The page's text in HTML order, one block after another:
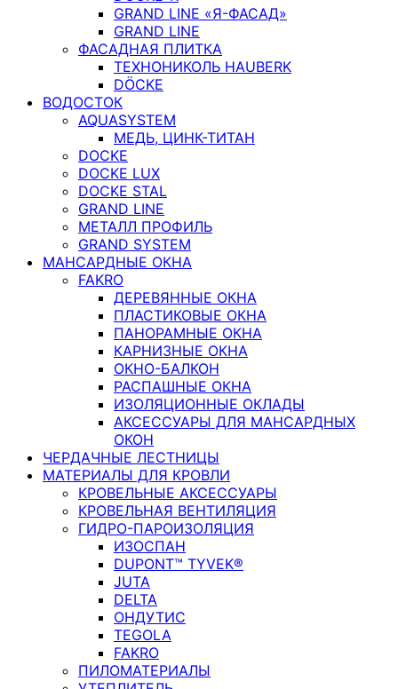
GRAND LINE «Я-ФАСАД»
GRAND LINE
ФАСАДНАЯ ПЛИТКА
ТЕХНОНИКОЛЬ HAUBERK
DÖCKE
ВОДОСТОК
AQUASYSTEM
МЕДЬ, ЦИНК-ТИТАН
DOCKE
DOCKE LUX
DOCKE STAL
GRAND LINE
МЕТАЛЛ ПРОФИЛЬ
GRAND SYSTEM
МАНСАРДНЫЕ ОКНА
FAKRO
ДЕРЕВЯННЫЕ ОКНА
ПЛАСТИКОВЫЕ ОКНА
ПАНОРАМНЫЕ ОКНА
КАРНИЗНЫЕ ОКНА
ОКНО-БАЛКОН
РАСПАШНЫЕ ОКНА
ИЗОЛЯЦИОННЫЕ ОКЛАДЫ
АКСЕССУАРЫ ДЛЯ МАНСАРДНЫХ
ОКОН
ЧЕРДАЧНЫЕ ЛЕСТНИЦЫ
МАТЕРИАЛЫ ДЛЯ КРОВЛИ
КРОВЕЛЬНЫЕ АКСЕССУАРЫ
КРОВЕЛЬНАЯ ВЕНТИЛЯЦИЯ
ГИДРО-ПАРОИЗОЛЯЦИЯ
ИЗОСПАН
DUPONT™ TYVEK®
JUTA
DELTA
ОНДУТИС
TEGOLA
FAKRO
ПИЛОМАТЕРИАЛЫ